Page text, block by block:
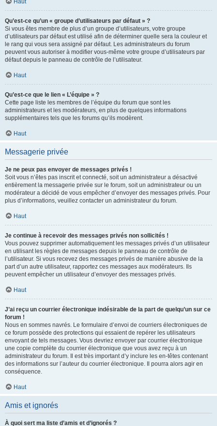
Haut
Qu’est-ce qu’un « groupe d’utilisateurs par défaut » ?
Si vous êtes membre de plus d’un groupe d’utilisateurs, votre groupe
d’utilisateurs par défaut est utilisé afin de déterminer quelle sera la couleur et
le rang qui vous sera assigné par défaut. Les administrateurs du forum
peuvent vous autoriser à modifier vous-même votre groupe d’utilisateurs par
défaut depuis le panneau de contrôle de l’utilisateur.
Haut
Qu’est-ce que le lien « L’équipe » ?
Cette page liste les membres de l’équipe du forum que sont les
administrateurs et les modérateurs, en plus de quelques informations
supplémentaires tels que les forums qu’ils modèrent.
Haut
Messagerie privée
Je ne peux pas envoyer de messages privés !
Soit vous n’êtes pas inscrit et connecté, soit un administrateur a désactivé
entièrement la messagerie privée sur le forum, soit un administrateur ou un
modérateur a décidé de vous empêcher d’envoyer des messages privés. Pour
plus d’informations, veuillez contacter un administrateur du forum.
Haut
Je continue à recevoir des messages privés non sollicités !
Vous pouvez supprimer automatiquement les messages privés d’un utilisateur
en utilisant les règles de messages depuis le panneau de contrôle de
l’utilisateur. Si vous recevez des messages privés de manière abusive de la
part d’un autre utilisateur, rapportez ces messages aux modérateurs. Ils
peuvent empêcher un utilisateur d’envoyer des messages privés.
Haut
J’ai reçu un courrier électronique indésirable de la part de quelqu’un sur ce
forum !
Nous en sommes navrés. Le formulaire d’envoi de courriers électroniques de
ce forum possède des protections qui essaient de repérer les utilisateurs
envoyant de tels messages. Vous devriez envoyer par courrier électronique
une copie complète du courrier électronique que vous avez reçu à un
administrateur du forum. Il est très important d’y inclure les en-têtes contenant
des informations sur l’auteur du courrier électronique. Il pourra alors agir en
conséquence.
Haut
Amis et ignorés
À quoi sert ma liste d’amis et d’ignorés ?